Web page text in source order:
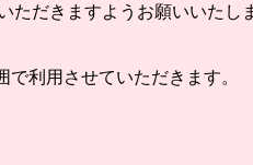
だきますようお願いいたし
利用させていただきます。